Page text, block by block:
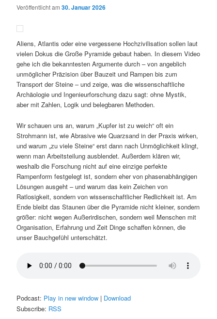
Veröffentlicht am30. Januar 2026
Aliens, Atlantis oder eine vergessene Hochzivilisation sollen laut
vielen Dokus die Große Pyramide gebaut haben. In diesem Video
gehe ich die bekanntesten Argumente durch – von angeblich
unmöglicher Präzision über Bauzeit und Rampen bis zum
Transport der Steine – und zeige, was die wissenschaftliche
Archäologie und Ingenieurforschung dazu sagt: ohne Mystik,
aber mit Zahlen, Logik und belegbaren Methoden.
Wir schauen uns an, warum „Kupfer ist zu weich“ oft ein
Strohmann ist, wie Abrasive wie Quarzsand in der Praxis wirken,
und warum „zu viele Steine“ erst dann nach Unmöglichkeit klingt,
wenn man Arbeitsteilung ausblendet. Außerdem klären wir,
weshalb die Forschung nicht auf eine einzige perfekte
Rampenform festgelegt ist, sondern eher von phasenabhängigen
Lösungen ausgeht – und warum das kein Zeichen von
Ratlosigkeit, sondern von wissenschaftlicher Redlichkeit ist. Am
Ende bleibt das Staunen über die Pyramide nicht kleiner, sondern
größer: nicht wegen Außerirdischen, sondern weil Menschen mit
Organisation, Erfahrung und Zeit Dinge schaffen können, die
unser Bauchgefühl unterschätzt.
Podcast: Play in new window | Download
Subscribe: RSS